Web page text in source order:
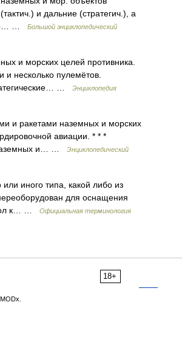
и дальние (стратегич.), а
…
Большой энциклопедический
и морских целей противника.
несколько пулемётов.
…
Энциклопедия
и ракетами наземных и морских
авиации. * * *
и… …
Энциклопедический
иного типа, какой либо из
для оснащения
к… …
Официальная терминология
18+